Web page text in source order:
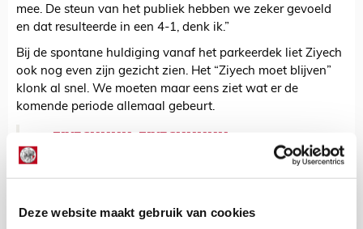
Deze website maakt gebruik van cookies
mee. De steun van het publiek hebben we zeker gevoeld
en dat resulteerde in een 4-1, denk ik.”
Bij de spontane huldiging vanaf het parkeerdek liet Ziyech
ook nog even zijn gezicht zien. Het “Ziyech moet blijven”
klonk al snel. We moeten maar eens ziet wat er de
komende periode allemaal gebeurt.
ZIYECHHHH, ZIYECHHHHH,
#ajautr
pic.twitter.com/Esx4Zq734L